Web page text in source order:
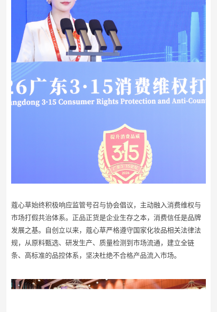
蔻心草始终积极响应监管号召与协会倡议，主动融入消费维权与
市场打假共治体系。正品正货是企业生存之本，消费信任是品牌
发展之基。自创立以来，蔻心草严格遵守国家化妆品相关法律法
规，从原料甄选、研发生产、质量检测到市场流通，建立全链
条、高标准的品控体系，坚决杜绝不合格产品流入市场。